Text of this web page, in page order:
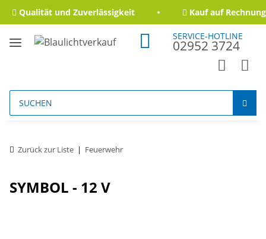
Qualität und Zuverlässigkeit Kauf auf Rechnung
SERVICE-HOTLINE
02952 3724
Zurück zur Liste Feuerwehr
SYMBOL - 12 V